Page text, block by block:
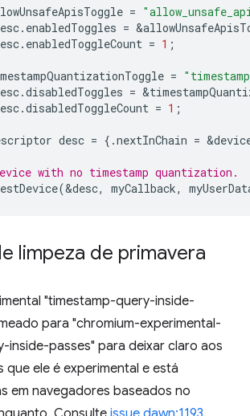
=
. enabledToggles = &
. enabledToggleCount = 1 ;
=
.disabledToggles = &
.disabledToggleCount = 1 ;
desc = {.nextInChain = &
with no timestamp quantization.
(&desc, myCallback,
limpeza de primavera
"timestamp-query-inside-
para "chromium-experimental-
inside-passes" para deixar claro aos
que ele é experimental e está
em navegadores baseados no